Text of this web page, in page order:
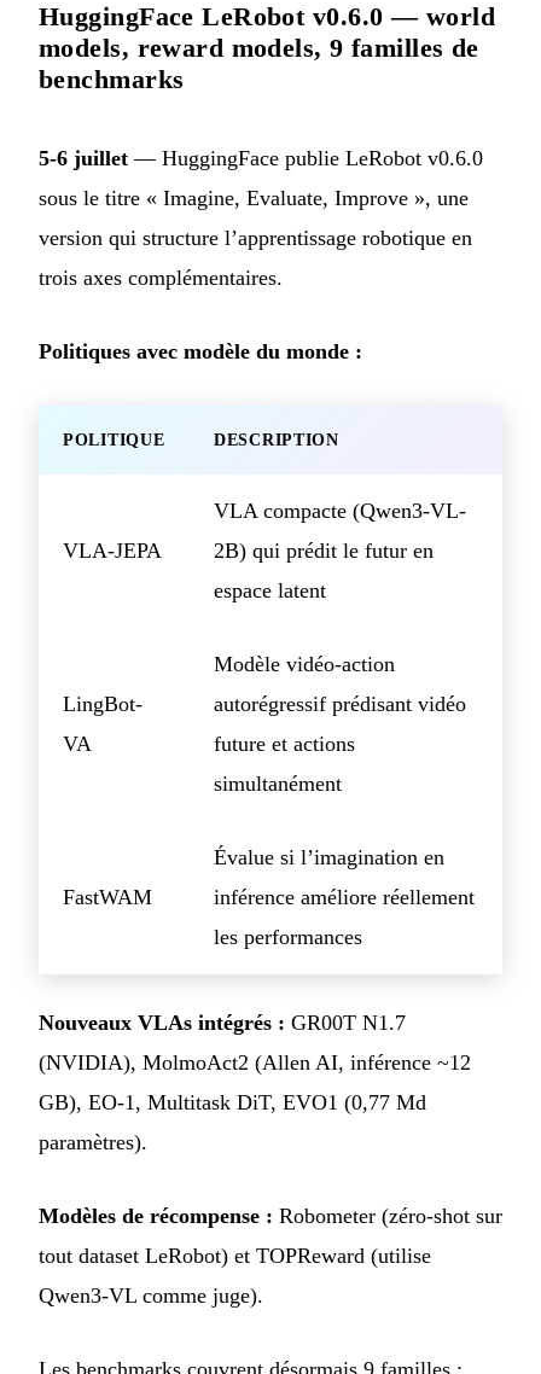
HuggingFace LeRobot v0.6.0 — world
models, reward models, 9 familles de
benchmarks
5-6 juillet — HuggingFace publie LeRobot v0.6.0
sous le titre « Imagine, Evaluate, Improve », une
version qui structure l’apprentissage robotique en
trois axes complémentaires.
Politiques avec modèle du monde :
POLITIQUE DESCRIPTION
VLA-JEPA
VLA compacte (Qwen3-VL-
2B) qui prédit le futur en
espace latent
LingBot-
VA
Modèle vidéo-action
autorégressif prédisant vidéo
future et actions
simultanément
FastWAM
Évalue si l’imagination en
inférence améliore réellement
les performances
Nouveaux VLAs intégrés : GR00T N1.7
(NVIDIA), MolmoAct2 (Allen AI, inférence ~12
GB), EO-1, Multitask DiT, EVO1 (0,77 Md
paramètres).
Modèles de récompense : Robometer (zéro-shot sur
tout dataset LeRobot) et TOPReward (utilise
Qwen3-VL comme juge).